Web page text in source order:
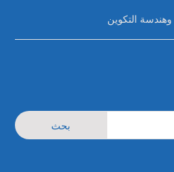
التكوين